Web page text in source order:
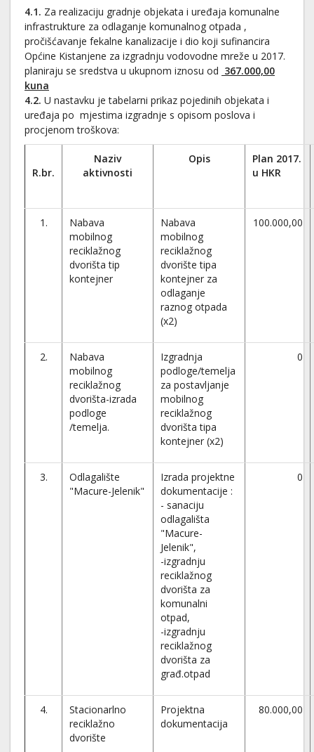
4.1. Za realizaciju gradnje objekata i uređaja komunalne
infrastrukture za odlaganje komunalnog otpada ,
pročišćavanje fekalne kanalizacije i dio koji sufinancira
Općine Kistanjene za izgradnju vodovodne mreže u 2017.
planiraju se sredstva u ukupnom iznosu od 367.000,00
kuna
4.2. U nastavku je tabelarni prikaz pojedinih objekata i
uređaja po mjestima izgradnje s opisom poslova i
procjenom troškova:
R.br.
Naziv
aktivnosti
Opis
Plan 2017.
u HKR
1.
Nabava
mobilnog
reciklažnog
dvorišta tip
kontejner
Nabava
mobilnog
reciklažnog
dvorište tipa
kontejner za
odlaganje
raznog otpada
(x2)
100.000,00
2.
Nabava
mobilnog
reciklažnog
dvorišta-izrada
podloge
/temelja.
Izgradnja
podloge/temelja
za postavljanje
mobilnog
reciklažnog
dvorišta tipa
kontejner (x2)
0
3.
Odlagalište
"Macure-Jelenik"
Izrada projektne
dokumentacije :
- sanaciju
odlagališta
"Macure-
Jelenik",
-izgradnju
reciklažnog
dvorišta za
komunalni
otpad,
-izgradnju
reciklažnog
dvorišta za
građ.otpad
0
4.
Stacionarlno
reciklažno
dvorište
Projektna
dokumentacija
80.000,00